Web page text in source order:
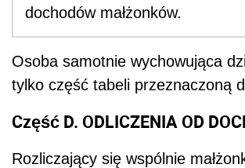
dochodów małżonków.
Osoba samotnie wychowująca
tylko część tabeli przeznaczoną
Część D. ODLICZENIA OD
Rozliczający się wspólnie